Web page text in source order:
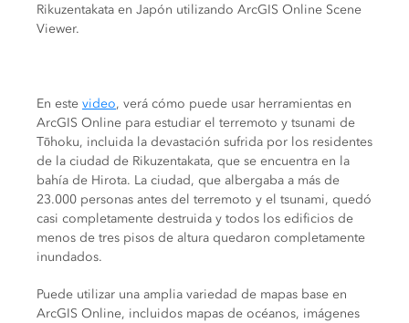
Rikuzentakata en Japón utilizando ArcGIS Online Scene
Viewer.
En este video, verá cómo puede usar herramientas en
ArcGIS Online para estudiar el terremoto y tsunami de
Tōhoku, incluida la devastación sufrida por los residentes
de la ciudad de Rikuzentakata, que se encuentra en la
bahía de Hirota. La ciudad, que albergaba a más de
23.000 personas antes del terremoto y el tsunami, quedó
casi completamente destruida y todos los edificios de
menos de tres pisos de altura quedaron completamente
inundados.
Puede utilizar una amplia variedad de mapas base en
ArcGIS Online, incluidos mapas de océanos, imágenes